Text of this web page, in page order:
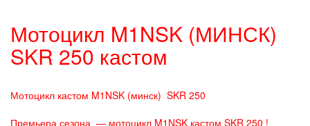
Мотоцикл M1NSK (МИНСК)
SKR 250 кастом
Мотоцикл кастом M1NSK (минск) SKR 250
Премьера сезона — мотоцикл M1NSK кастом SKR 250 !